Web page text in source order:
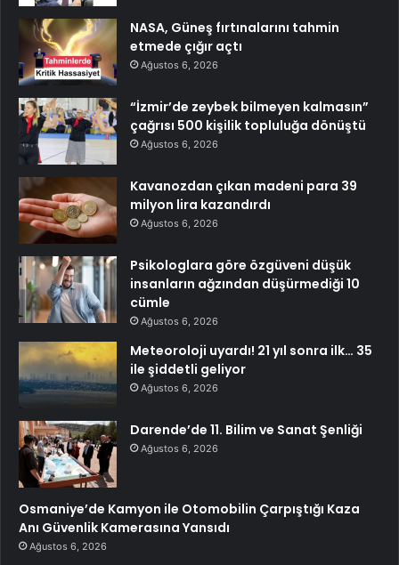
NASA, Güneş fırtınalarını tahmin
etmede çığır açtı
Ağustos 6, 2026
“İzmir’de zeybek bilmeyen kalmasın”
çağrısı 500 kişilik topluluğa dönüştü
Ağustos 6, 2026
Kavanozdan çıkan madeni para 39
milyon lira kazandırdı
Ağustos 6, 2026
Psikologlara göre özgüveni düşük
insanların ağzından düşürmediği 10
cümle
Ağustos 6, 2026
Meteoroloji uyardı! 21 yıl sonra ilk… 35
ile şiddetli geliyor
Ağustos 6, 2026
Darende’de 11. Bilim ve Sanat Şenliği
Ağustos 6, 2026
Osmaniye’de Kamyon ile Otomobilin Çarpıştığı Kaza
Anı Güvenlik Kamerasına Yansıdı
Ağustos 6, 2026